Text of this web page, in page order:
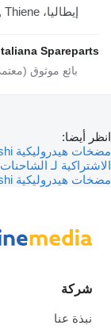
إيطاليا، Vicenza, Thiene
Spareparts
انظر أيضا:
الاشتراكية لـ الشاحنات
مضخات هيدروليكية Mitsubishi المغرب لـ الشاحنات
شركة
نبذة عنا